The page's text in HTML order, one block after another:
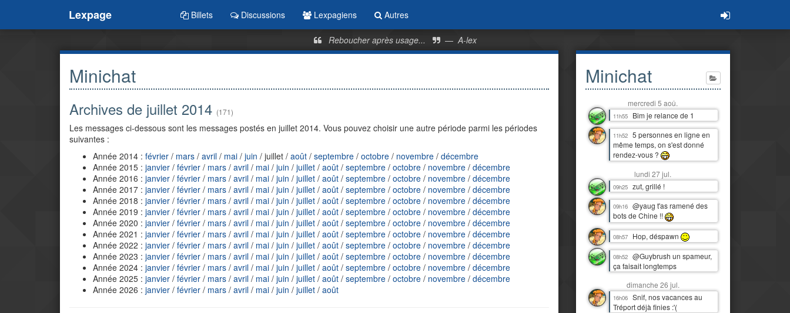
Lexpage Billets Discussions Lexpagiens Autres
Reboucher après usage... —A-lex
Minichat
Archives de juillet 2014 (171)
Les messages ci-dessous sont les messages postés en juillet 2014. Vous pouvez choisir une autre période parmi les périodes
suivantes :
Année 2014 : février / mars / avril / mai / juin / juillet / août / septembre / octobre / novembre / décembre
Année 2015 : janvier / février / mars / avril / mai / juin / juillet / août / septembre / octobre / novembre / décembre
Année 2016 : janvier / février / mars / avril / mai / juin / juillet / août / septembre / octobre / novembre / décembre
Année 2017 : janvier / février / mars / avril / mai / juin / juillet / août / septembre / octobre / novembre / décembre
Année 2018 : janvier / février / mars / avril / mai / juin / juillet / août / septembre / octobre / novembre / décembre
Année 2019 : janvier / février / mars / avril / mai / juin / juillet / août / septembre / octobre / novembre / décembre
Année 2020 : janvier / février / mars / avril / mai / juin / juillet / août / septembre / octobre / novembre / décembre
Année 2021 : janvier / février / mars / avril / mai / juin / juillet / août / septembre / octobre / novembre / décembre
Année 2022 : janvier / février / mars / avril / mai / juin / juillet / août / septembre / octobre / novembre / décembre
Année 2023 : janvier / février / mars / avril / mai / juin / juillet / août / septembre / octobre / novembre / décembre
Année 2024 : janvier / février / mars / avril / mai / juin / juillet / août / septembre / octobre / novembre / décembre
Année 2025 : janvier / février / mars / avril / mai / juin / juillet / août / septembre / octobre / novembre / décembre
Année 2026 : janvier / février / mars / avril / mai / juin / juillet / août
Minichat
mercredi 5 aoû.
11h55 Bim je relance de 1
11h52
5 personnes en ligne en
même temps, on s'est donné
rendez-vous ?
lundi 27 jul.
09h25 zut, grillé !
09h16
@yaug t'as ramené des
bots de Chine !!
08h57 Hop, déspawn
08h52
@Guybrush un spameur,
ça faisait longtemps
dimanche 26 jul.
16h06
Snif, nos vacances au
Tréport déjà finies :'(